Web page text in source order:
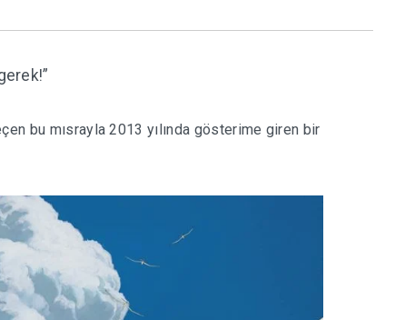
bu mısrayla 2013 yılında gösterime giren bir